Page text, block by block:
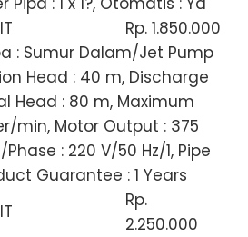
Rp. 1.850.000
: Sumur Dalam/Jet Pump
Head : 40 m, Discharge
Head : 80 m, Maximum
min, Motor Output : 375
: 220 V/50 Hz/1, Pipe
Guarantee : 1 Years
Rp.
2.250.000